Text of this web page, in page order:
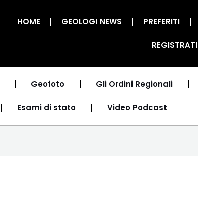
HOME GEOLOGI NEWS PREFERITI
REGISTRATI
Geofoto Gli Ordini Regionali
Esami di stato Video Podcast